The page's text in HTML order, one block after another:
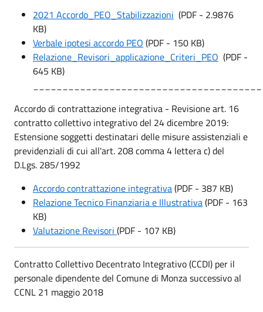
2021 Accordo_PEO_Stabilizzazioni (PDF - 2.9876
KB)
Verbale ipotesi accordo PEO (PDF - 150 KB)
Relazione_Revisori_applicazione_Criteri_PEO (PDF -
645 KB)
Accordo di contrattazione integrativa - Revisione art. 16
contratto collettivo integrativo del 24 dicembre 2019:
Estensione soggetti destinatari delle misure assistenziali e
previdenziali di cui all'art. 208 comma 4 lettera c) del
D.Lgs. 285/1992
Accordo contrattazione integrativa(PDF - 387 KB)
Relazione Tecnico Finanziaria e Illustrativa(PDF - 163
KB)
Valutazione Revisori (PDF - 107 KB)
Contratto Collettivo Decentrato Integrativo (CCDI) per il
personale dipendente del Comune di Monza successivo al
CCNL 21 maggio 2018